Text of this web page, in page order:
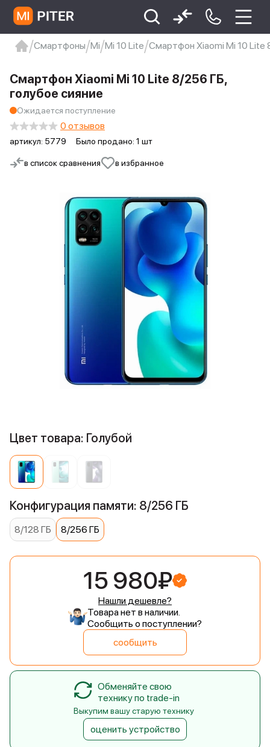
Xiaomi 9 про
xiaomi redmi 12c
Смартфоны Mi Mi 10 Lite Смартфон Xiaomi Mi 10 Lite
в список сравнения в избранное
Смартфон Xiaomi Mi 10 Lite 8/256 ГБ,
голубое сияние
Ожидается поступление
артикул: 5779 Было продано: 1 шт
0 отзывов
Цвет товара: Голубой
Конфигурация памяти: 8/256 ГБ
8/128 ГБ 8/256 ГБ
15 980₽
Нашли дешевле?
Товара нет в наличии.
Сообщить о поступлении?
сообщить
Обменяйте свою
технику по trade-in
Выкупим вашу старую технику
оценить устройство